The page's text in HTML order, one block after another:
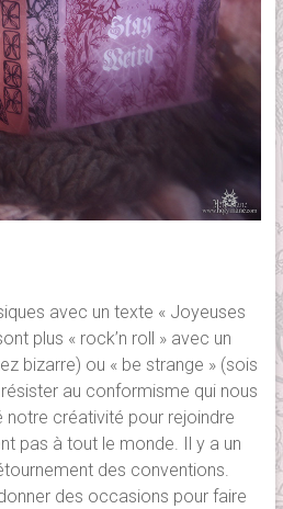
avec un texte « Joyeuses
plus « rock’n roll » avec un
bizarre) ou « be strange » (sois
au conformisme qui nous
créativité pour rejoindre
pas à tout le monde. Il y a un
des conventions.
des occasions pour faire